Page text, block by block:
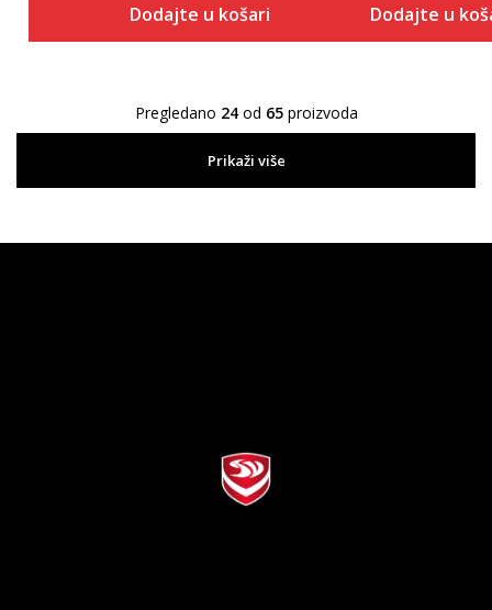
Dodajte u košaricu Dodajte u
Pregledano 24od 65proizvoda
Prikaži više